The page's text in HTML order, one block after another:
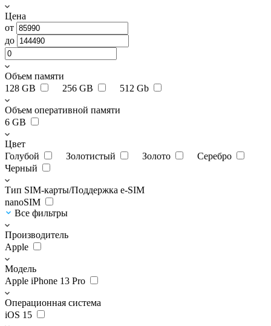
Цена
от
до
Объем памяти
128 GB
256 GB 512 Gb
Объем оперативной памяти
6 GB
Цвет
Голубой
Золотистый Золото
Серебро
Черный
Тип SIM-карты/Поддержка e-SIM
nanoSIM
Все фильтры
Производитель
Apple
Модель
Apple iPhone 13 Pro
Операционная система
iOS 15